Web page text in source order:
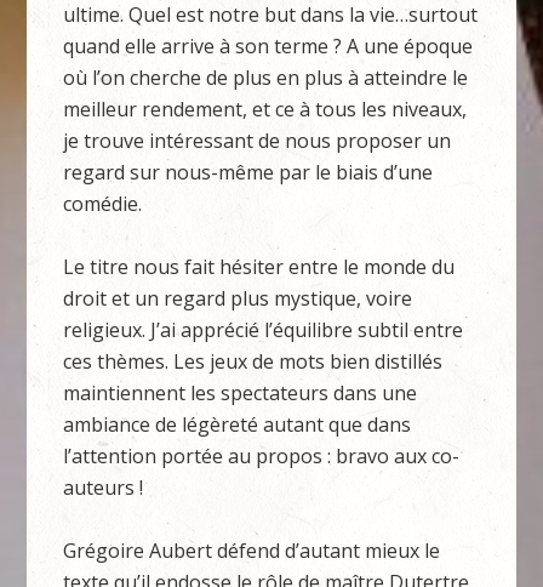
ultime. Quel est notre but dans la vie…surtout
quand elle arrive à son terme ? A une époque
où l’on cherche de plus en plus à atteindre le
meilleur rendement, et ce à tous les niveaux,
je trouve intéressant de nous proposer un
regard sur nous-même par le biais d’une
comédie.
Le titre nous fait hésiter entre le monde du
droit et un regard plus mystique, voire
religieux. J’ai apprécié l’équilibre subtil entre
ces thèmes. Les jeux de mots bien distillés
maintiennent les spectateurs dans une
ambiance de légèreté autant que dans
l’attention portée au propos : bravo aux co-
auteurs !
Grégoire Aubert défend d’autant mieux le